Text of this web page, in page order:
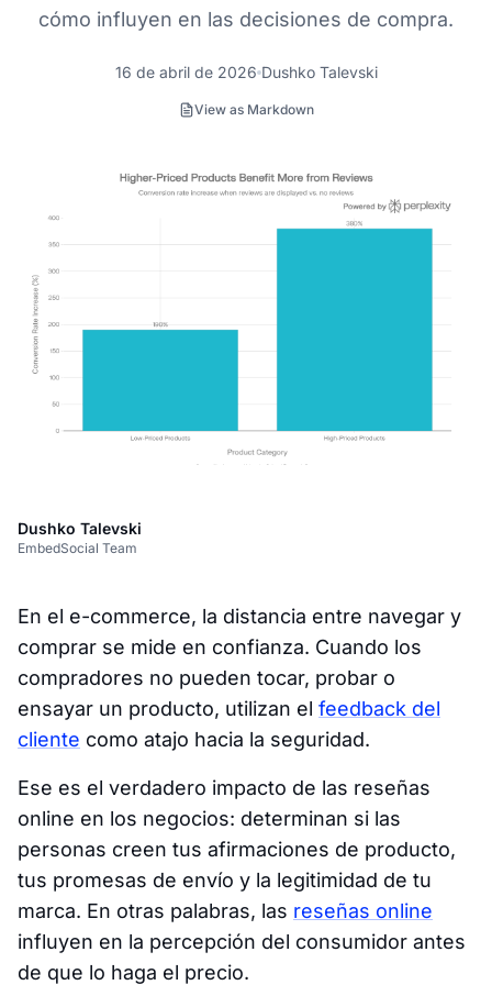
cómo influyen en las decisiones de compra.
16 de abril de 2026 Dushko Talevski
View as Markdown
Dushko Talevski
EmbedSocial Team
En el e-commerce, la distancia entre navegar y
comprar se mide en confianza. Cuando los
compradores no pueden tocar, probar o
ensayar un producto, utilizan el feedback del
cliente como atajo hacia la seguridad.
Ese es el verdadero impacto de las reseñas
online en los negocios: determinan si las
personas creen tus afirmaciones de producto,
tus promesas de envío y la legitimidad de tu
marca. En otras palabras, las reseñas online
influyen en la percepción del consumidor antes
de que lo haga el precio.